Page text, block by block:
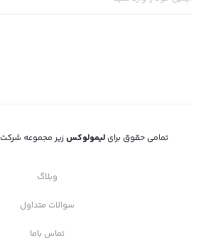
تمامی حقوق برای لیمولوکس زیر مجموعه شرکت
وبلاگ
سوالات متداول
تماس باما